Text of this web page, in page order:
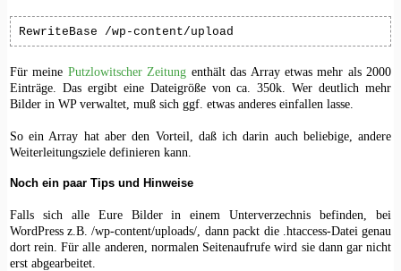
RewriteBase /wp-content/upload
Für meine Putzlowitscher Zeitung enthält das Array etwas mehr als 2000
Einträge. Das ergibt eine Dateigröße von ca. 350k. Wer deutlich mehr
Bilder in WP verwaltet, muß sich ggf. etwas anderes einfallen lasse.
So ein Array hat aber den Vorteil, daß ich darin auch beliebige, andere
Weiterleitungsziele definieren kann.
Noch ein paar Tips und Hinweise
Falls sich alle Eure Bilder in einem Unterverzechnis befinden, bei
WordPress z.B. /wp-content/uploads/, dann packt die .htaccess-Datei genau
dort rein. Für alle anderen, normalen Seitenaufrufe wird sie dann gar nicht
erst abgearbeitet.